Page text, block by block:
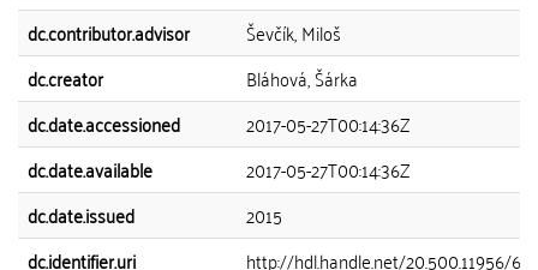
dc.contributor.advisor
Ševčík, Miloš
dc.creator
Bláhová, Šárka
dc.date.accessioned
2017-05-27T00:14:36Z
dc.date.available
2017-05-27T00:14:36Z
dc.date.issued
2015
dc.identifier.uri
http://hdl.handle.net/20.500.11956/